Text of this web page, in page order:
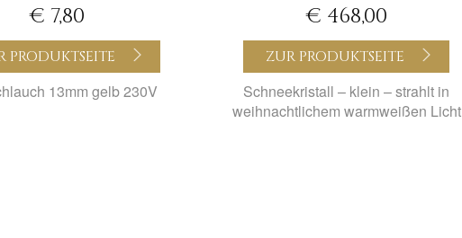
€ 7,80
PRODUKTSEITE
13mm gelb 230V
€ 468,00
ZUR PRODUKTSEITE
Schneekristall – klein – strahlt in
weihnachtlichem warmweißen Licht